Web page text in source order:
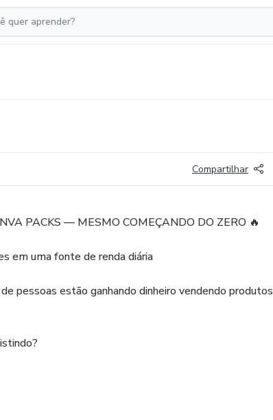
Compartilhar
PACKS — MESMO COMEÇANDO DO ZERO 🔥
em uma fonte de renda diária
pessoas estão ganhando dinheiro vendendo produtos